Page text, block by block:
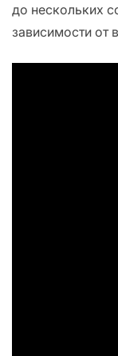
до нескольких
зависимости от